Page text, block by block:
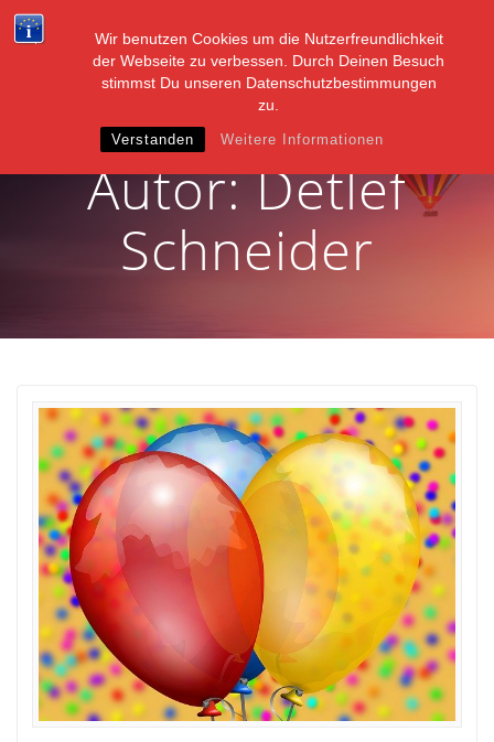
Wir benutzen Cookies um die Nutzerfreundlichkeit
der Webseite zu verbessen. Durch Deinen Besuch
stimmst Du unseren Datenschutzbestimmungen
zu.
Verstanden Weitere Informationen
Inhalt
springen
Autor:Detlef
Schneider